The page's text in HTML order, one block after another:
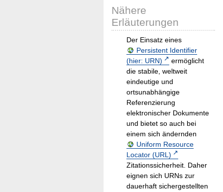
Nähere
Erläuterungen
Der Einsatz eines
Persistent Identifier
(hier: URN)
ermöglicht
die stabile, weltweit
eindeutige und
ortsunabhängige
Referenzierung
elektronischer Dokumente
und bietet so auch bei
einem sich ändernden
Uniform Resource
Locator (URL)
Zitationssicherheit. Daher
eignen sich URNs zur
dauerhaft sichergestellten